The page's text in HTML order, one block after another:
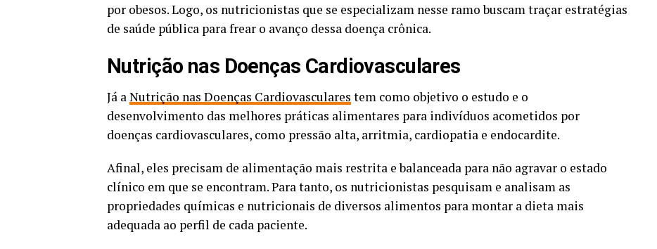
por obesos. Logo, os nutricionistas que se especializam nesse ramo buscam traçar estratégias
de saúde pública para frear o avanço dessa doença crônica.
Nutrição nas Doenças Cardiovasculares
Já aNutrição nas Doenças Cardiovasculares tem como objetivo o estudo e o
desenvolvimento das melhores práticas alimentares para indivíduos acometidos por
doenças cardiovasculares, como pressão alta, arritmia, cardiopatia e endocardite.
Afinal, eles precisam de alimentação mais restrita e balanceada para não agravar o estado
clínico em que se encontram. Para tanto, os nutricionistas pesquisam e analisam as
propriedades químicas e nutricionais de diversos alimentos para montar a dieta mais
adequada ao perfil de cada paciente.